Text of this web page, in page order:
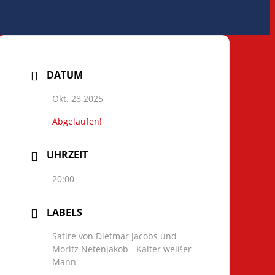
DATUM
Okt. 28 2025
Abgelaufen!
UHRZEIT
20:00
LABELS
Satire von Dietmar Jacobs und
Moritz Netenjakob - Kalter weißer
Mann